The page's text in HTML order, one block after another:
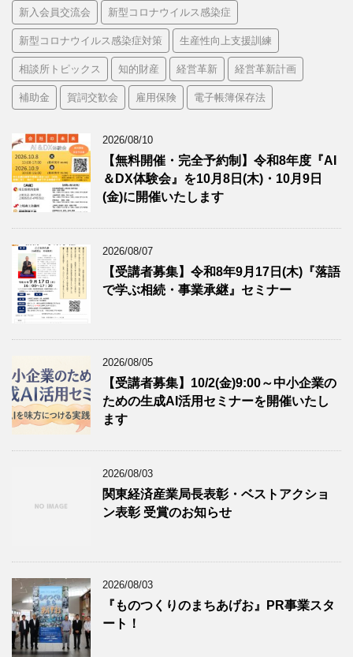
新入会員交流会 新型コロナウイルス感染症
新型コロナウイルス感染症対策 生産性向上支援訓練
相談所トピックス 知的財産 経営革新 経営革新計画
補助金 賀詞交歓会 雇用保険 電子帳簿保存法
2026/08/10
【無料開催・完全予約制】令和8年度『AI
＆DX体験会』を10月8日(木)・10月9日
(金)に開催いたします
2026/08/07
【受講者募集】令和8年9月17日(木)『落語
で学ぶ相続・事業承継』セミナー
2026/08/05
【受講者募集】10/2(金)9:00～中小企業の
ための生成AI活用セミナーを開催いたし
ます
2026/08/03
関東経済産業局長表彰・ベストアクショ
ン表彰 受賞のお知らせ
2026/08/03
『ものつくりのまちあげお』PR事業スタ
ート！